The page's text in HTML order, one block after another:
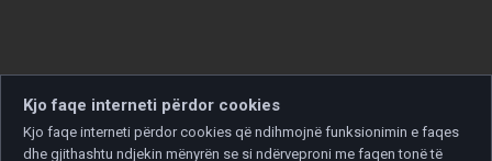
Kjo faqe interneti përdor cookies
Kjo faqe interneti përdor cookies që ndihmojnë funksionimin e faqes
dhe gjithashtu ndjekin mënyrën se si ndërveproni me faqen tonë të